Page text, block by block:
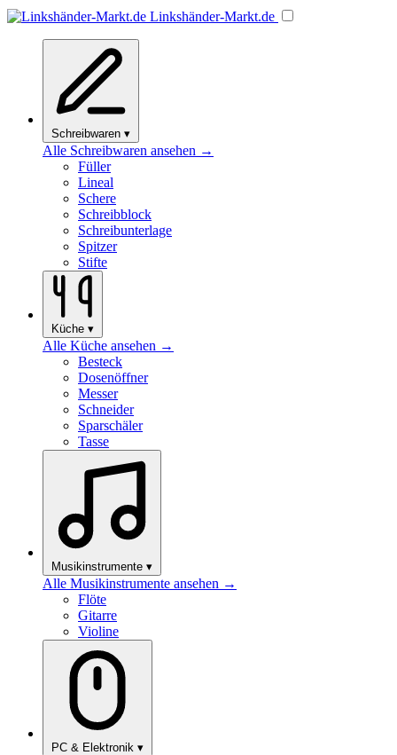
Linkshänder-Markt.de
Schreibwaren ▾
Alle Schreibwaren ansehen →
Füller
Lineal
Schere
Schreibblock
Schreibunterlage
Spitzer
Stifte
Küche ▾
Alle Küche ansehen →
Besteck
Dosenöffner
Messer
Schneider
Sparschäler
Tasse
Musikinstrumente ▾
Alle Musikinstrumente ansehen →
Flöte
Gitarre
Violine
PC & Elektronik ▾